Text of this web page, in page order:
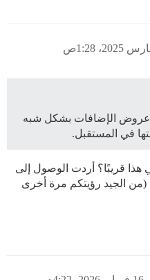
عروض الإضافات بشكل شبه
في المستقبل.
قريبًا؟ أردت الوصول إلى
(من الجيد رؤيتكم مرة أخرى